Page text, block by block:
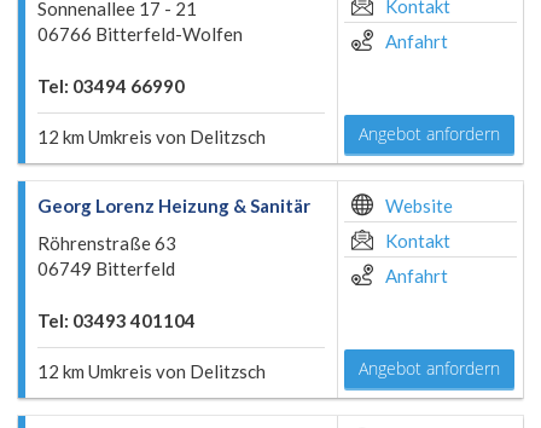
Sonnenallee 17 - 21
06766 Bitterfeld-Wolfen
Tel: 03494 66990
12 km Umkreis von Delitzsch
Kontakt
Anfahrt
Angebot anfordern
Georg Lorenz Heizung & Sanitär
Röhrenstraße 63
06749 Bitterfeld
Tel: 03493 401104
12 km Umkreis von Delitzsch
Website
Kontakt
Anfahrt
Angebot anfordern